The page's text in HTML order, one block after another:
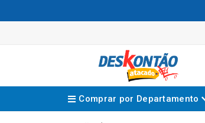
Comprar por Departamento